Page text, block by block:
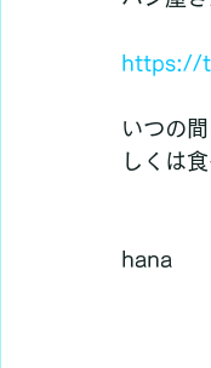
https://
いつの
しくは
hana